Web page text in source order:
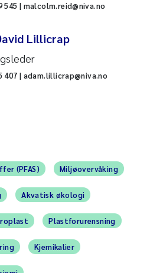
545 | malcolm.reid@niva.no
Lillicrap
407 | adam.lillicrap@niva.no
(PFAS)
Miljøovervåking
Akvatisk økologi
Plastforurensning
Kjemikalier